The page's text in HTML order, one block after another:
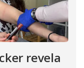
revela